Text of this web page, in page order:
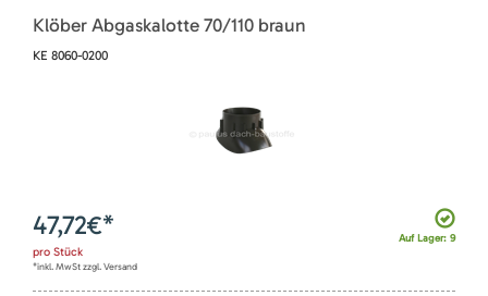
Klöber Abgaskalotte 70/110 braun
KE 8060-0200
Auf Lager: 9
47,72€*
pro Stück
*inkl. MwSt zzgl. Versand